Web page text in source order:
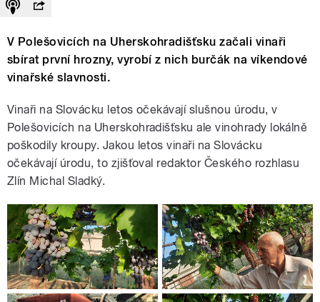
V Polešovicích na Uherskohradišťsku začali vinaři
sbírat první hrozny, vyrobí z nich burčák na víkendové
vinařské slavnosti.
Vinaři na Slovácku letos očekávají slušnou úrodu, v
Polešovicích na Uherskohradišťsku ale vinohrady lokálně
poškodily kroupy. Jakou letos vinaři na Slovácku
očekávají úrodu, to zjišťoval redaktor Českého rozhlasu
Zlín Michal Sladký.